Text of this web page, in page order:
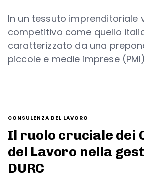
In un tessuto imprenditoriale
competitivo come quello
caratterizzato da una
piccole e medie imprese
CONSULENZA DEL LAVORO
Il ruolo cruciale dei
del Lavoro nella
DURC